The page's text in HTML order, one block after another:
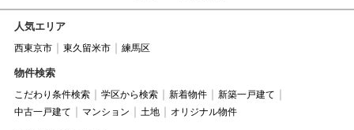
人気エリア
西東京市 東久留米市 練馬区
物件検索
こだわり条件検索 学区から検索 新着物件
新築一戸建て
中古一戸建て
マンション 土地 オリジナル物件